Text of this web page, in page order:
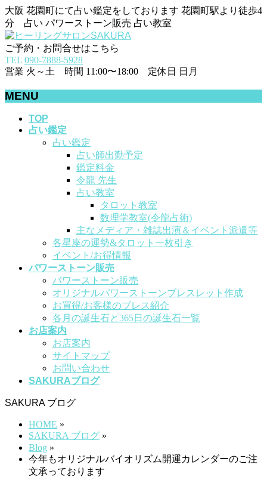
大阪 花園町にて占い鑑定をしております 花園町駅より徒歩4
分 占い パワーストーン販売 占い教室
ご予約・お問合せはこちら
TEL 090-7888-5928
営業 火～土 時間 11:00〜18:00 定休日 日月
MENU
TOP
占い鑑定
占い鑑定
占い師出勤予定
鑑定料金
令龍 先生
占い教室
タロット教室
数理学教室(令龍占術)
主なメディア・雑誌出演＆イベント派遣等
各星座の運勢&タロット一枚引き
イベント/お得情報
パワーストーン販売
パワーストーン販売
オリジナルパワーストーンブレスレット作成
お買得/お客様のブレス紹介
各月の誕生石と365日の誕生石一覧
お店案内
お店案内
サイトマップ
お問い合わせ
SAKURAブログ
SAKURA ブログ
HOME »
SAKURA ブログ »
Blog »
今年もオリジナルバイオリズム開運カレンダーのご注
文承っております